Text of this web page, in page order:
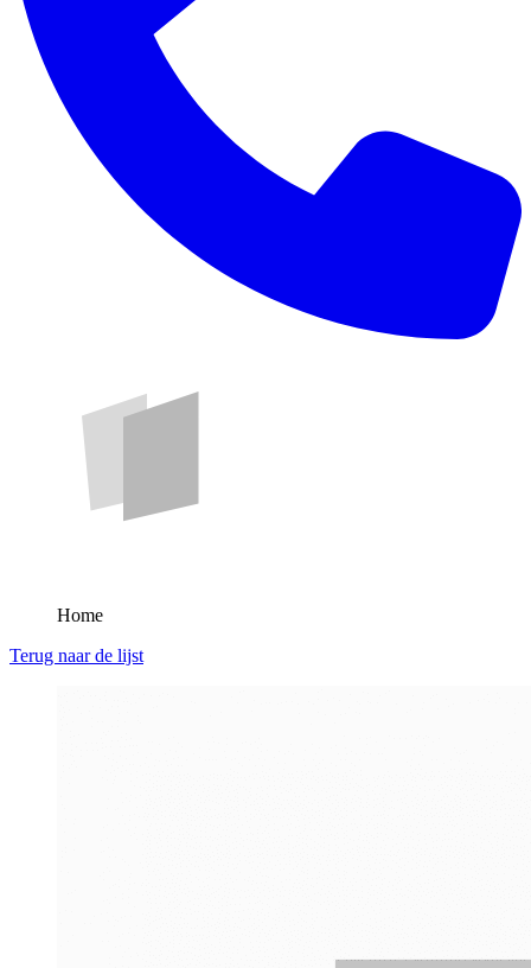
Home
Terug naar de lijst